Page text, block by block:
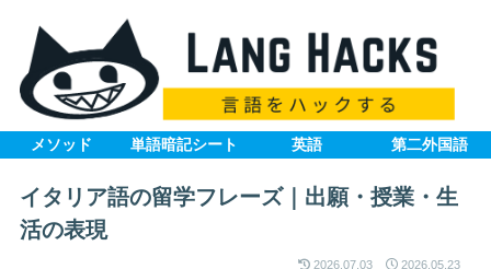
メソッド 単語暗記シート 英語 第二外国語
イタリア語の留学フレーズ｜出願・授業・生
活の表現
2026.07.03 2026.05.23